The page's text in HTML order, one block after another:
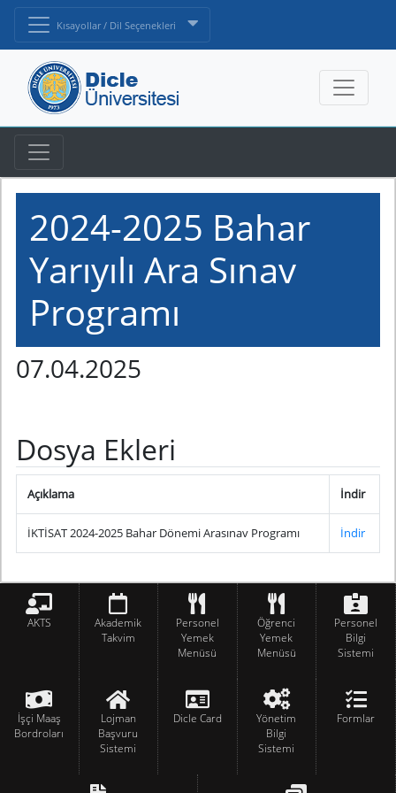
Kısayollar / Dil Seçenekleri
2024-2025 Bahar
Yarıyılı Ara Sınav
Programı
07.04.2025
Dosya Ekleri
Açıklama İndir
İKTİSAT 2024-2025 Bahar Dönemi Arasınav Programı İndir
AKTS
Akademik
Takvim
Personel
Yemek
Menüsü
Öğrenci
Yemek
Menüsü
Personel
Bilgi
Sistemi
İşçi Maaş
Bordroları
Lojman
Başvuru
Sistemi
Dicle Card
Yönetim
Bilgi
Sistemi
Formlar